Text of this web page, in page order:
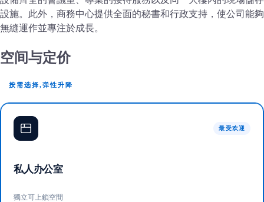
設施。此外，商務中心提供全面的秘書和行政支持，使公司能夠
無縫運作並專注於成長。
空间与定价
按需选择,弹性升降
最受欢迎
私人办公室
獨立可上鎖空間